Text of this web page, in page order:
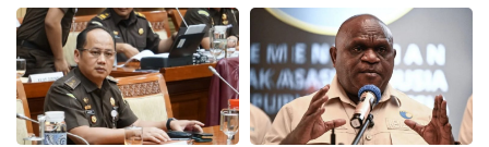
Sistem Open Dumping!
Beruntung di Dunia!